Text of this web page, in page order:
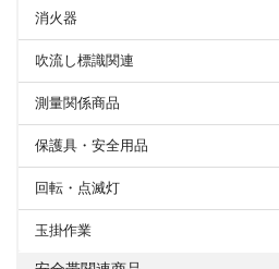
消火器
吹流し標識関連
測量関係商品
保護具・安全用品
回転・点滅灯
玉掛作業